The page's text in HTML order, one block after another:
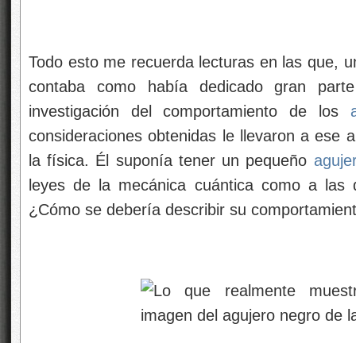
Todo esto me recuerda lecturas en las que,
contaba como había dedicado gran
investigación del comportamiento de los
consideraciones obtenidas le llevaron a ese
la física. Él suponía tener un pequeño
leyes de la mecánica cuántica como a
¿Cómo se debería describir su